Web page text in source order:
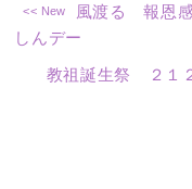
風渡る 報恩
しんデー
教祖誕生祭 ２１